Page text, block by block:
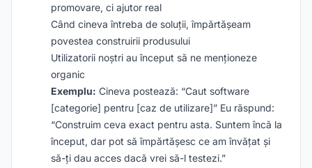
promovare, ci ajutor real
Când cineva întreba de soluții, împărtășeam
povestea construirii produsului
Utilizatorii noștri au început să ne menționeze
organic
Exemplu: Cineva postează: “Caut software
[categorie] pentru [caz de utilizare]” Eu răspund:
“Construim ceva exact pentru asta. Suntem încă la
început, dar pot să împărtășesc ce am învățat și
să-ți dau acces dacă vrei să-l testezi.”